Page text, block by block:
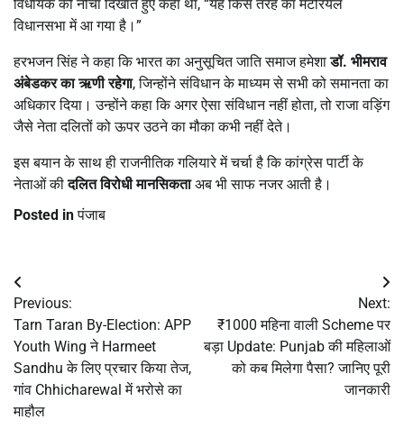
विधायक को नीचा दिखाते हुए कहा था, “यह किस तरह का मटेरियल
विधानसभा में आ गया है।”
हरभजन सिंह ने कहा कि भारत का अनुसूचित जाति समाज हमेशाडॉ. भीमराव
अंबेडकर का ऋणी रहेगा, जिन्होंने संविधान के माध्यम से सभी को समानता का
अधिकार दिया। उन्होंने कहा कि अगर ऐसा संविधान नहीं होता, तो राजा वड़िंग
जैसे नेता दलितों को ऊपर उठने का मौका कभी नहीं देते।
इस बयान के साथ ही राजनीतिक गलियारे में चर्चा है कि कांग्रेस पार्टी के
नेताओं कीदलित विरोधी मानसिकताअब भी साफ नजर आती है।
Posted inपंजाब
Post
navigation
Previous:
Tarn Taran By-Election: APP
Youth Wing ने Harmeet
Sandhu के लिए प्रचार किया तेज,
गांव Chhicharewal में भरोसे का
माहौल
Next:
₹1000 महिना वाली Scheme पर
बड़ा Update: Punjab की महिलाओं
को कब मिलेगा पैसा? जानिए पूरी
जानकारी